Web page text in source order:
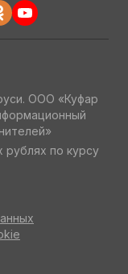
ООО «Куфар
рублях по курсу